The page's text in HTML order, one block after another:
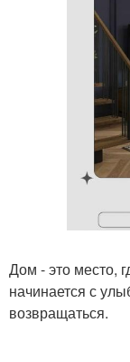
Дом - это место,
начинается с
возвращаться.